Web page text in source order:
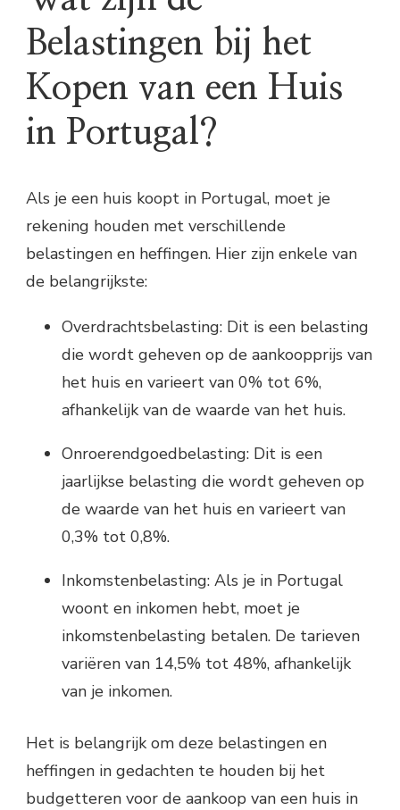
Belastingen bij het
Kopen van een Huis
in Portugal?
Als je een huis koopt in Portugal, moet je
rekening houden met verschillende
belastingen en heffingen. Hier zijn enkele van
de belangrijkste:
Overdrachtsbelasting: Dit is een belasting
die wordt geheven op de aankoopprijs van
het huis en varieert van 0% tot 6%,
afhankelijk van de waarde van het huis.
Onroerendgoedbelasting: Dit is een
jaarlijkse belasting die wordt geheven op
de waarde van het huis en varieert van
0,3% tot 0,8%.
Inkomstenbelasting: Als je in Portugal
woont en inkomen hebt, moet je
inkomstenbelasting betalen. De tarieven
variëren van 14,5% tot 48%, afhankelijk
van je inkomen.
Het is belangrijk om deze belastingen en
heffingen in gedachten te houden bij het
budgetteren voor de aankoop van een huis in